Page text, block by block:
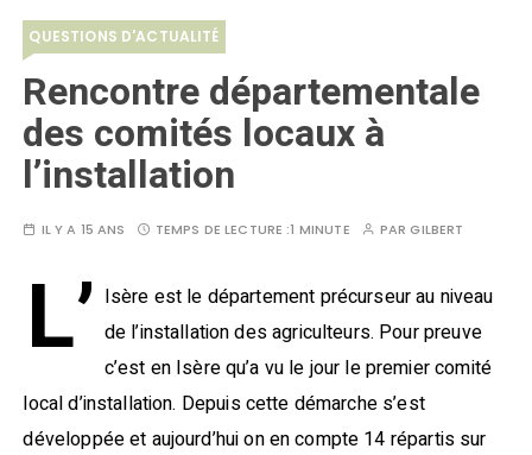
QUESTIONS D'ACTUALITÉ
Rencontre départementale
des comités locaux à
l’installation
IL Y A 15 ANS TEMPS DE LECTURE :1 MINUTE PARGILBERT
L’ Isère est le département précurseur au niveau
de l’installation des agriculteurs. Pour preuve
c’est en Isère qu’a vu le jour le premier comité
local d’installation. Depuis cette démarche s’est
développée et aujourd’hui on en compte 14 répartis sur